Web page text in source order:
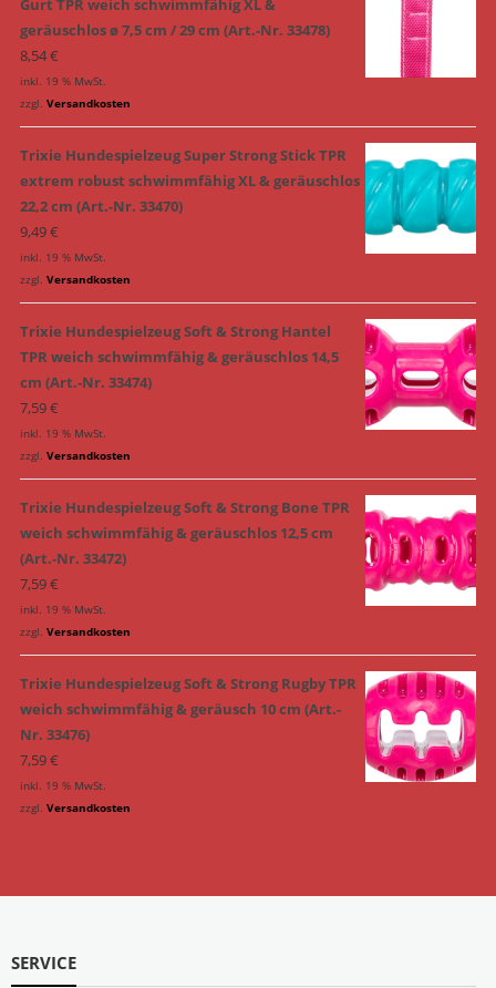
Gurt TPR weich schwimmfähig XL &
geräuschlos ø 7,5 cm / 29 cm (Art.-Nr. 33478)
8,54€
inkl. 19 % MwSt.
zzgl. Versandkosten
Trixie Hundespielzeug Super Strong Stick TPR
extrem robust schwimmfähig XL & geräuschlos
22,2 cm (Art.-Nr. 33470)
9,49€
inkl. 19 % MwSt.
zzgl. Versandkosten
Trixie Hundespielzeug Soft & Strong Hantel
TPR weich schwimmfähig & geräuschlos 14,5
cm (Art.-Nr. 33474)
7,59€
inkl. 19 % MwSt.
zzgl. Versandkosten
Trixie Hundespielzeug Soft & Strong Bone TPR
weich schwimmfähig & geräuschlos 12,5 cm
(Art.-Nr. 33472)
7,59€
inkl. 19 % MwSt.
zzgl. Versandkosten
Trixie Hundespielzeug Soft & Strong Rugby TPR
weich schwimmfähig & geräusch 10 cm (Art.-
Nr. 33476)
7,59€
inkl. 19 % MwSt.
zzgl. Versandkosten
SERVICE